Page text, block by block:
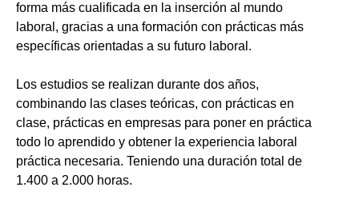
forma más cualificada en la inserción al mundo
laboral, gracias a una formación con prácticas más
específicas orientadas a su futuro laboral.
Los estudios se realizan durante dos años,
combinando las clases teóricas, con prácticas en
clase, prácticas en empresas para poner en práctica
todo lo aprendido y obtener la experiencia laboral
práctica necesaria. Teniendo una duración total de
1.400 a 2.000 horas.